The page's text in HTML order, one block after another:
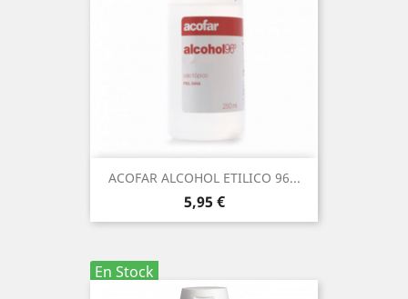
ACOFAR ALCOHOL ETILICO 96...
Precio
5,95 €
En Stock